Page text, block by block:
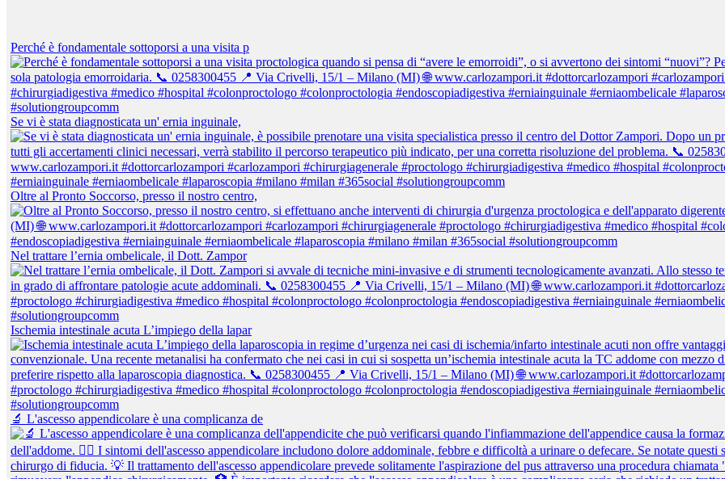
Perché è fondamentale sottoporsi a una visita p
Se vi è stata diagnosticata un' ernia inguinale,
Oltre al Pronto Soccorso, presso il nostro centro,
Nel trattare l’ernia ombelicale, il Dott. Zampor
Ischemia intestinale acuta L’impiego della lapar
🔬 L'ascesso appendicolare è una complicanza de